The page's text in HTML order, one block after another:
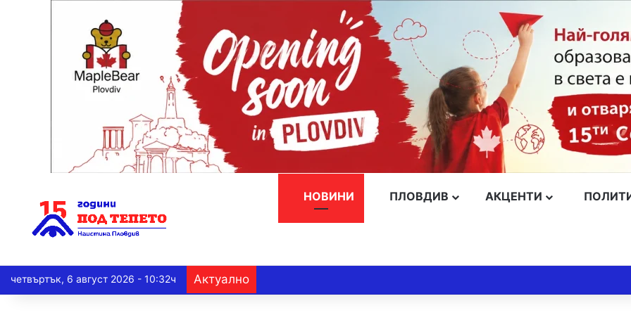
НОВИНИ ПЛОВДИВ АКЦЕНТИ
четвъртък, 6 август 2026 - 10:32ч Актуално